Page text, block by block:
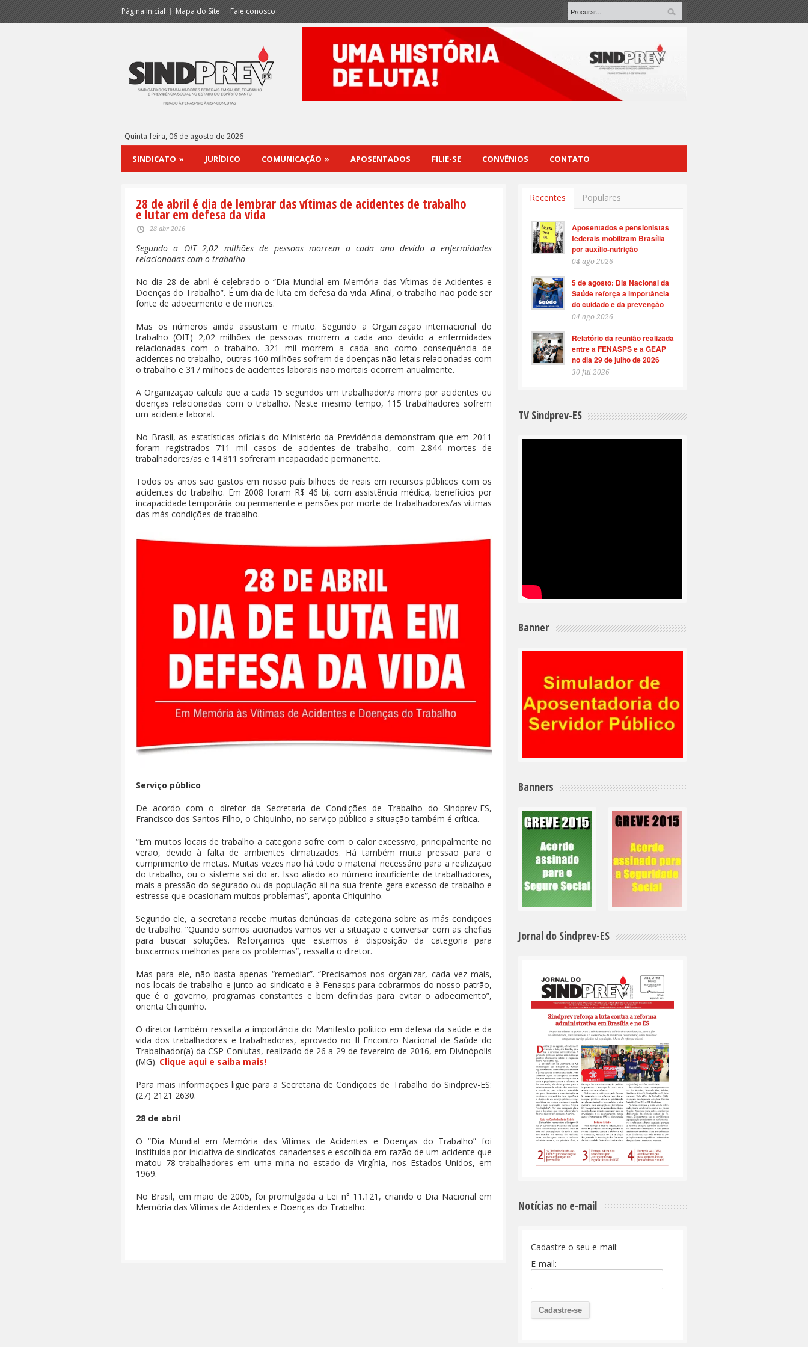
Página Inicial Mapa do Site Fale conosco
Quinta-feira, 06 de agosto de 2026
SINDICATO » JURÍDICO COMUNICAÇÃO » APOSENTADOS FILIE-SE CONVÊNIOS CONTATO
28 de abril é dia de lembrar das vítimas de acidentes de trabalho
e lutar em defesa da vida
28 abr 2016
Segundo a OIT 2,02 milhões de pessoas morrem a cada ano devido a enfermidades
relacionadas com o trabalho
No dia 28 de abril é celebrado o “Dia Mundial em Memória das Vítimas de Acidentes e
Doenças do Trabalho”. É um dia de luta em defesa da vida. Afinal, o trabalho não pode ser
fonte de adoecimento e de mortes.
Mas os números ainda assustam e muito. Segundo a Organização internacional do
trabalho (OIT) 2,02 milhões de pessoas morrem a cada ano devido a enfermidades
relacionadas com o trabalho. 321 mil morrem a cada ano como consequência de
acidentes no trabalho, outras 160 milhões sofrem de doenças não letais relacionadas com
o trabalho e 317 milhões de acidentes laborais não mortais ocorrem anualmente.
A Organização calcula que a cada 15 segundos um trabalhador/a morra por acidentes ou
doenças relacionadas com o trabalho. Neste mesmo tempo, 115 trabalhadores sofrem
um acidente laboral.
No Brasil, as estatísticas oficiais do Ministério da Previdência demonstram que em 2011
foram registrados 711 mil casos de acidentes de trabalho, com 2.844 mortes de
trabalhadores/as e 14.811 sofreram incapacidade permanente.
Todos os anos são gastos em nosso país bilhões de reais em recursos públicos com os
acidentes do trabalho. Em 2008 foram R$ 46 bi, com assistência médica, benefícios por
incapacidade temporária ou permanente e pensões por morte de trabalhadores/as vítimas
das más condições de trabalho.
Serviço público
De acordo com o diretor da Secretaria de Condições de Trabalho do Sindprev-ES,
Francisco dos Santos Filho, o Chiquinho, no serviço público a situação também é crítica.
“Em muitos locais de trabalho a categoria sofre com o calor excessivo, principalmente no
verão, devido à falta de ambientes climatizados. Há também muita pressão para o
cumprimento de metas. Muitas vezes não há todo o material necessário para a realização
do trabalho, ou o sistema sai do ar. Isso aliado ao número insuficiente de trabalhadores,
mais a pressão do segurado ou da população ali na sua frente gera excesso de trabalho e
estresse que ocasionam muitos problemas”, aponta Chiquinho.
Segundo ele, a secretaria recebe muitas denúncias da categoria sobre as más condições
de trabalho. “Quando somos acionados vamos ver a situação e conversar com as chefias
para buscar soluções. Reforçamos que estamos à disposição da categoria para
buscarmos melhorias para os problemas”, ressalta o diretor.
Mas para ele, não basta apenas “remediar”. “Precisamos nos organizar, cada vez mais,
nos locais de trabalho e junto ao sindicato e à Fenasps para cobrarmos do nosso patrão,
que é o governo, programas constantes e bem definidas para evitar o adoecimento”,
orienta Chiquinho.
O diretor também ressalta a importância do Manifesto político em defesa da saúde e da
vida dos trabalhadores e trabalhadoras, aprovado no II Encontro Nacional de Saúde do
Trabalhador(a) da CSP-Conlutas, realizado de 26 a 29 de fevereiro de 2016, em Divinópolis
(MG). Clique aqui e saiba mais!
Para mais informações ligue para a Secretaria de Condições de Trabalho do Sindprev-ES:
(27) 2121 2630.
28 de abril
O “Dia Mundial em Memória das Vítimas de Acidentes e Doenças do Trabalho” foi
instituída por iniciativa de sindicatos canadenses e escolhida em razão de um acidente que
matou 78 trabalhadores em uma mina no estado da Virgínia, nos Estados Unidos, em
1969.
No Brasil, em maio de 2005, foi promulgada a Lei n° 11.121, criando o Dia Nacional em
Memória das Vítimas de Acidentes e Doenças do Trabalho.
Recentes Populares
Aposentados e pensionistas
federais mobilizam Brasília
por auxílio-nutrição
04 ago 2026
5 de agosto: Dia Nacional da
Saúde reforça a importância
do cuidado e da prevenção
04 ago 2026
Relatório da reunião realizada
entre a FENASPS e a GEAP
no dia 29 de julho de 2026
30 jul 2026
TV Sindprev-ES
Banner
Banners
Jornal do Sindprev-ES
Notícias no e-mail
Cadastre o seu e-mail:
E-mail: